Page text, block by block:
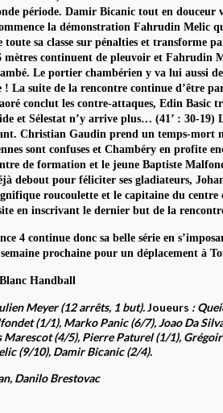
période. Damir Bicanic tout en douceur
la démonstration Fahrudin Melic
sa classe sur pénalties et transforme
mètres continuent de pleuvoir et Fahrudin
Le portier chambérien y va lui aussi
! La suite de la rencontre continue d’être
conclut les contre-attaques, Edin Basic
et Sélestat n’y arrive plus… (41’ : 30-19)
Christian Gaudin prend un temps-mort
sont confuses et Chambéry en profite
de formation et le jeune Baptiste
debout pour féliciter ses gladiateurs,
roucoulette et le capitaine du
en inscrivant le dernier but de la
4 continue donc sa belle série en
prochaine pour un déplacement à
Handball
Meyer (12 arrêts, 1 but).Joueurs :
(1/1), Marko Panic (6/7), Joao Da
Marescot (4/5), Pierre Paturel (1/1),
(9/10), Damir Bicanic (2/4).
Obrvan, Danilo